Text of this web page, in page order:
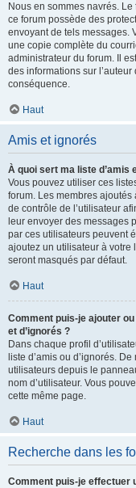
Nous en sommes navrés.
ce forum possède des
envoyant de tels messages.
une copie complète du
administrateur du forum. Il
des informations sur
conséquence.
Haut
Amis et ignorés
À quoi sert ma liste d’amis
Vous pouvez utiliser ces
forum. Les membres ajoutés
de contrôle de l’utilisateur
leur envoyer des messages
par ces utilisateurs peuvent
ajoutez un utilisateur à votre
seront masqués par défaut.
Haut
Comment puis-je ajouter
et d’ignorés ?
Dans chaque profil
liste d’amis ou d’ignorés.
utilisateurs depuis le
nom d’utilisateur. Vous
cette même page.
Haut
Recherche dans les
Comment puis-je effectuer